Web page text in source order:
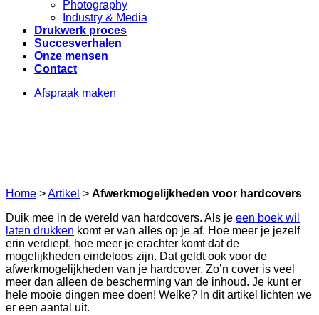
Photography
Industry & Media
Drukwerk proces
Succesverhalen
Onze mensen
Contact
Afspraak maken
Home >Artikel > Afwerkmogelijkheden voor hardcovers
Duik mee in de wereld van hardcovers. Als je een boek wil
laten drukken komt er van alles op je af. Hoe meer je jezelf
erin verdiept, hoe meer je erachter komt dat de
mogelijkheden eindeloos zijn. Dat geldt ook voor de
afwerkmogelijkheden van je hardcover. Zo’n cover is veel
meer dan alleen de bescherming van de inhoud. Je kunt er
hele mooie dingen mee doen! Welke? In dit artikel lichten we
er een aantal uit.